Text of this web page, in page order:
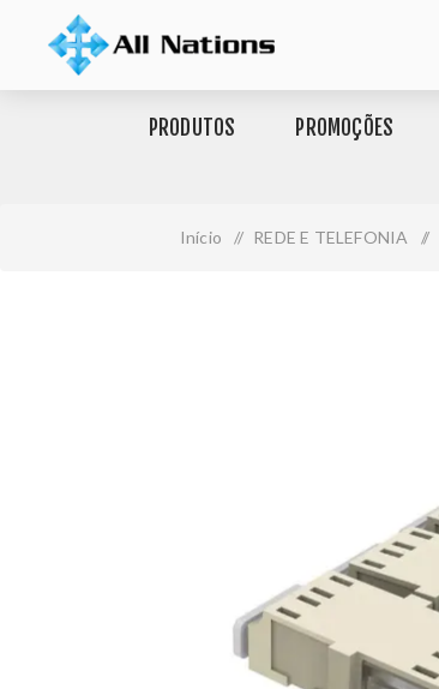
PRODUTOS PROMOÇÕES
Início / REDE E TELEFONIA /